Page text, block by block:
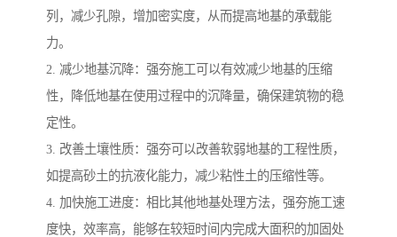
列，减少孔隙，增加密实度，从而提高地基的承载能
力。
2. 减少地基沉降：强夯施工可以有效减少地基的压缩
性，降低地基在使用过程中的沉降量，确保建筑物的稳
定性。
3. 改善土壤性质：强夯可以改善软弱地基的工程性质，
如提高砂土的抗液化能力，减少粘性土的压缩性等。
4. 加快施工进度：相比其他地基处理方法，强夯施工速
度快，效率高，能够在较短时间内完成大面积的加固处